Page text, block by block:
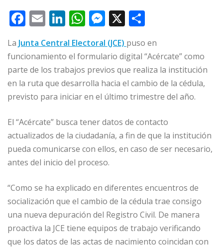
F
c
e
b
o
o
k
E
m
ai
l
Li
n
k
e
dI
n
W
at
s
A
p
M
e
ss
e
n
g
e
r
X
m
p
ar
ti
r
La Junta Central Electoral (JCE) puso en
funcionamiento el formulario digital “Acércate” como
parte de los trabajos previos que realiza la institución
en la ruta que desarrolla hacia el cambio de la cédula,
previsto para iniciar en el último trimestre del año.
El “Acércate” busca tener datos de contacto
actualizados de la ciudadanía, a fin de que la institución
pueda comunicarse con ellos, en caso de ser necesario,
antes del inicio del proceso.
“Como se ha explicado en diferentes encuentros de
socialización que el cambio de la cédula trae consigo
una nueva depuración del Registro Civil. De manera
proactiva la JCE tiene equipos de trabajo verificando
que los datos de las actas de nacimiento coincidan con